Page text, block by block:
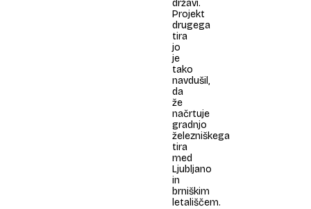
državi.
Projekt
drugega
tira
jo
je
tako
navdušil,
da
že
načrtuje
gradnjo
železniškega
tira
med
Ljubljano
in
brniškim
letališčem.